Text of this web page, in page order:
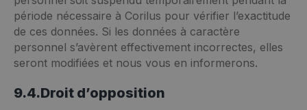
période nécessaire à Corilus pour vérifier l’exactitude
de ces données. Si les données à caractère
personnel s’avèrent effectivement incorrectes, elles
seront modifiées et nous vous en informerons.
9.4.Droit d’opposition